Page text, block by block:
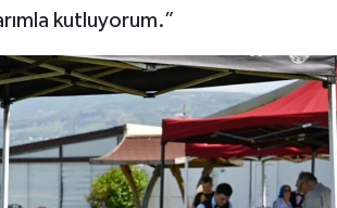
kutluyorum.”